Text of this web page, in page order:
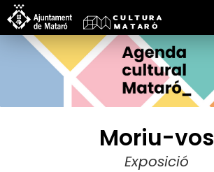
Moriu-vos
Exposició